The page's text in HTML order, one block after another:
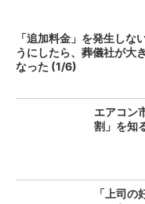
「追加料金」を発生しな
うにしたら、葬儀社が大
なった (1/6)
エアコン
割」を知
「上司